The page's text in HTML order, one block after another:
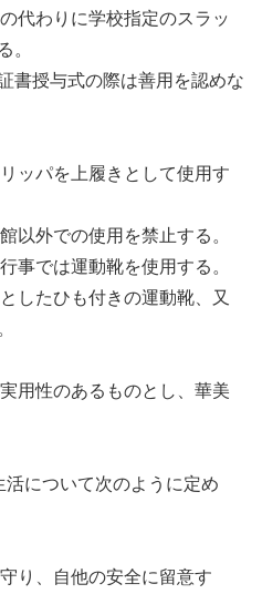
代わりに学校指定のスラッ
。
書授与式の際は善用を認めな
ッパを上履きとして使用す
以外での使用を禁止する。
事では運動靴を使用する。
したひも付きの運動靴、又
用性のあるものとし、華美
について次のように定め
り、自他の安全に留意す